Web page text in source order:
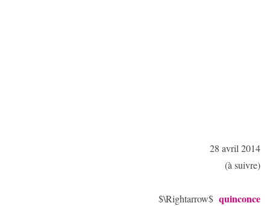
28 avril 2014
(à suivre)
$\Rightarrow$ quinconce